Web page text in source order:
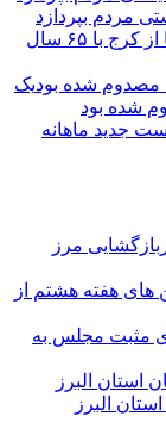
مردم بپردازد
یک نما از کرج با ۶۵ سال
یک
شده بود
جدید ماهانه
بازگشایی مرز
های هفته هشتم از
مثبت مجلس به
البرز